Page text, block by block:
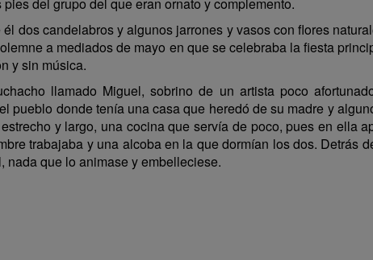
dos candelabros y algunos jarrones y vasos con flores
a mediados de mayo en que se celebraba la fiesta
y sin música.
llamado Miguel, sobrino de un artista poco
pueblo donde tenía una casa que heredó de su madre y
y largo, una cocina que servía de poco, pues en ella
trabajaba y una alcoba en la que dormían los dos. Detrás
nada que lo animase y embelleciese.